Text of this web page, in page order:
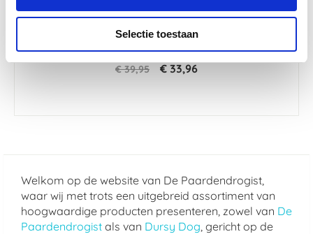
Selectie toestaan
4.6
star
200 Beoordelingen
€ 39,95 € 33,96
Welkom op de website van De Paardendrogist,
waar wij met trots een uitgebreid assortiment van
hoogwaardige producten presenteren, zowel van De
Paardendrogist als van Dursy Dog, gericht op de